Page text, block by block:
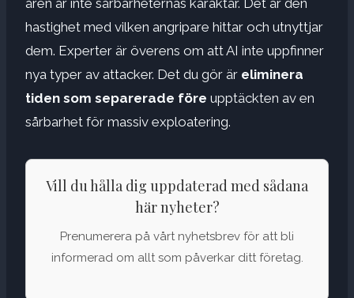
hastighet med vilken angripare hittar och utnyttjar
dem. Experter är överens om att AI inte uppfinner
nya typer av attacker. Det du gör är eliminera
tiden som separerade före upptäckten av en
sårbarhet för massiv exploatering.
Vill du hålla dig uppdaterad med sådana
här nyheter?
Prenumerera på vårt nyhetsbrev för att bli
informerad om allt som påverkar ditt företag.